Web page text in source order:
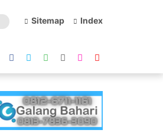
Sitemap Index